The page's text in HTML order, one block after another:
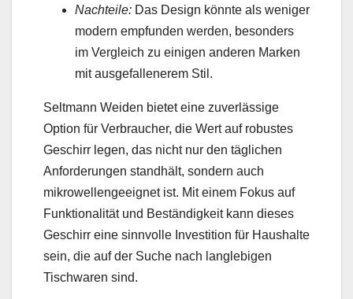
Nachteile: Das Design könnte als weniger
modern empfunden werden, besonders
im Vergleich zu einigen anderen Marken
mit ausgefallenerem Stil.
Seltmann Weiden bietet eine zuverlässige
Option für Verbraucher, die Wert auf robustes
Geschirr legen, das nicht nur den täglichen
Anforderungen standhält, sondern auch
mikrowellengeeignet ist. Mit einem Fokus auf
Funktionalität und Beständigkeit kann dieses
Geschirr eine sinnvolle Investition für Haushalte
sein, die auf der Suche nach langlebigen
Tischwaren sind.